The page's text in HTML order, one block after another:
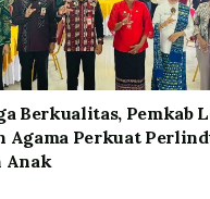
Berkualitas, Pemkab
Agama Perkuat
Anak